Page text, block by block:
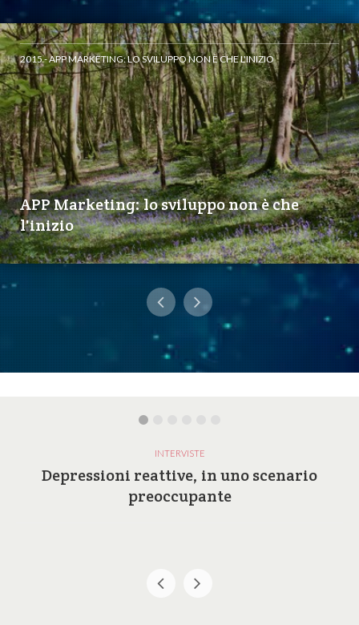
2015 - APP MARKETING: LO SVILUPPO NON È CHE L'INIZIO
APP Marketing: lo sviluppo non è che
l'inizio
INTERVISTE
Depressioni reattive, in uno scenario
preoccupante